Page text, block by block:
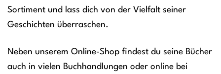
Sortiment und lass dich von der Vielfalt seiner
Geschichten überraschen.
Neben unserem Online-Shop findest du seine Bücher
auch in vielen Buchhandlungen oder online bei